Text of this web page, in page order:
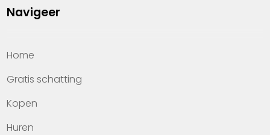
Navigeer
Home
Gratis schatting
Kopen
Huren